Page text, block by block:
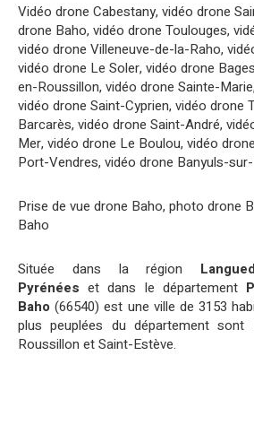
Vidéo drone Cabestany, vidéo drone
drone Baho, vidéo drone Toulouges,
vidéo drone Villeneuve-de-la-Raho,
vidéo drone Le Soler, vidéo drone Bages
en-Roussillon, vidéo drone Sainte-Marie,
vidéo drone Saint-Cyprien, vidéo drone
Barcarès, vidéo drone Saint-André,
Mer, vidéo drone Le Boulou, vidéo
Port-Vendres, vidéo drone Banyuls-
Prise de vue drone Baho, photo drone
Baho
Située dans la région
Pyrénées et dans le département
Baho (66540) est une ville de 3153
plus peuplées du département sont
Roussillon et Saint-Estève.